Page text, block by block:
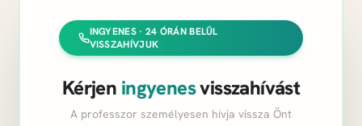
INGYENES · 24 ÓRÁN BELÜL
VISSZAHÍVJUK
Kérjen ingyenesvisszahívást
A professzor személyesen hívja vissza Önt